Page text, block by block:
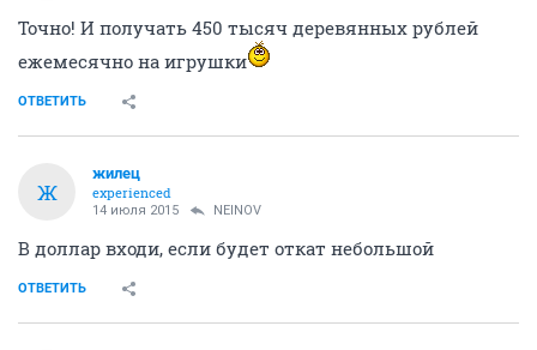
Точно! И получать 450 тысяч деревянных рублей
ежемесячно на игрушки
ОТВЕТИТЬ
Ж
жилец
experienced
14 июля 2015 NEINOV
В доллар входи, если будет откат небольшой
ОТВЕТИТЬ